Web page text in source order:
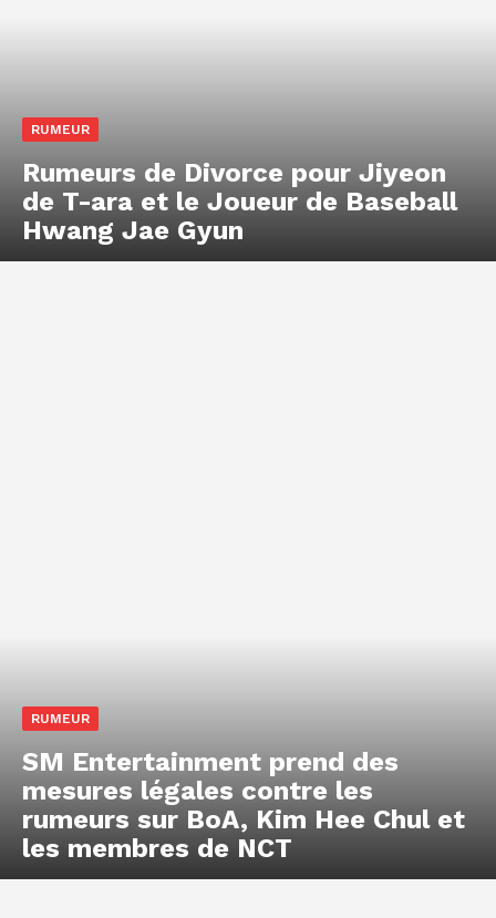
RUMEUR
Rumeurs de Divorce pour Jiyeon
de T-ara et le Joueur de Baseball
Hwang Jae Gyun
RUMEUR
SM Entertainment prend des
mesures légales contre les
rumeurs sur BoA, Kim Hee Chul et
les membres de NCT